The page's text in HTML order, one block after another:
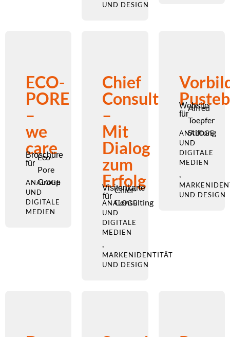
UND DESIGN
ECO-
PORE
–
we
care
Broschüre
für
Eco-
Pore
Group
ANALOGE
UND
DIGITALE
MEDIEN
Chief
Consulting
–
Mit
Dialog
zum
Erfolg
Visitenkarte
für
Chief-
Consulting
ANALOGE
UND
DIGITALE
MEDIEN
,
MARKENIDENTITÄT
UND DESIGN
Website
für
Alfred
Toepfer
Stiftung
ANALOGE
UND
DIGITALE
MEDIEN
,
UND DESIGN